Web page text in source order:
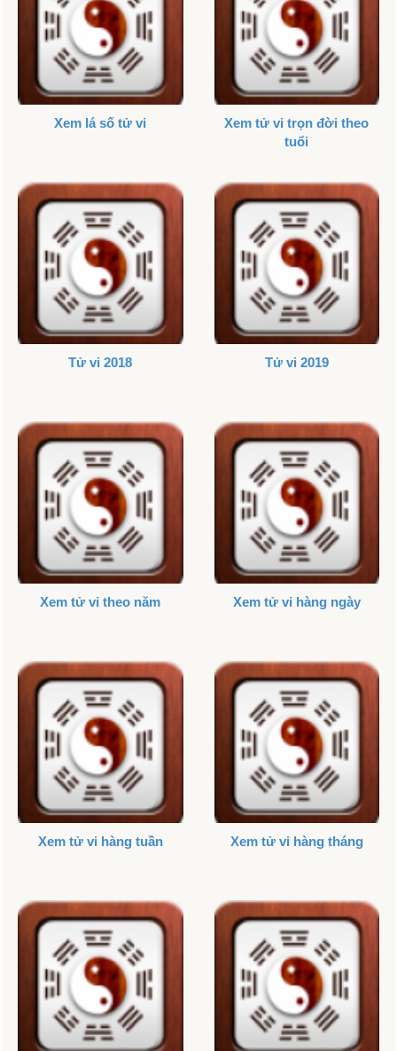
Xem lá số tử vi
Xem tử vi trọn đời theo
tuổi
Tử vi 2018 Tử vi 2019
Xem tử vi theo năm Xem tử vi hàng ngày
Xem tử vi hàng tuần Xem tử vi hàng tháng